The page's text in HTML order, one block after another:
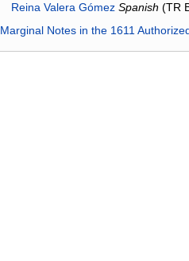
Reina Valera Gómez Spanish (TR
Marginal Notes in the 1611